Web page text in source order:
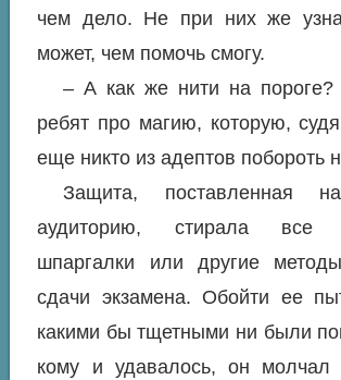
чем дело. Не при них же
может, чем помочь смогу.
– А как же нити на пороге?
ребят про магию, которую,
еще никто из адептов побороть
Защита, поставленная
аудиторию, стирала все
шпаргалки или другие
сдачи экзамена. Обойти ее
какими бы тщетными ни были
кому и удавалось, он молчал